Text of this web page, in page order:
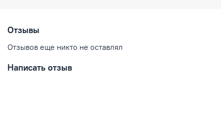
Отзывы
Отзывов еще никто не оставлял
Написать отзыв